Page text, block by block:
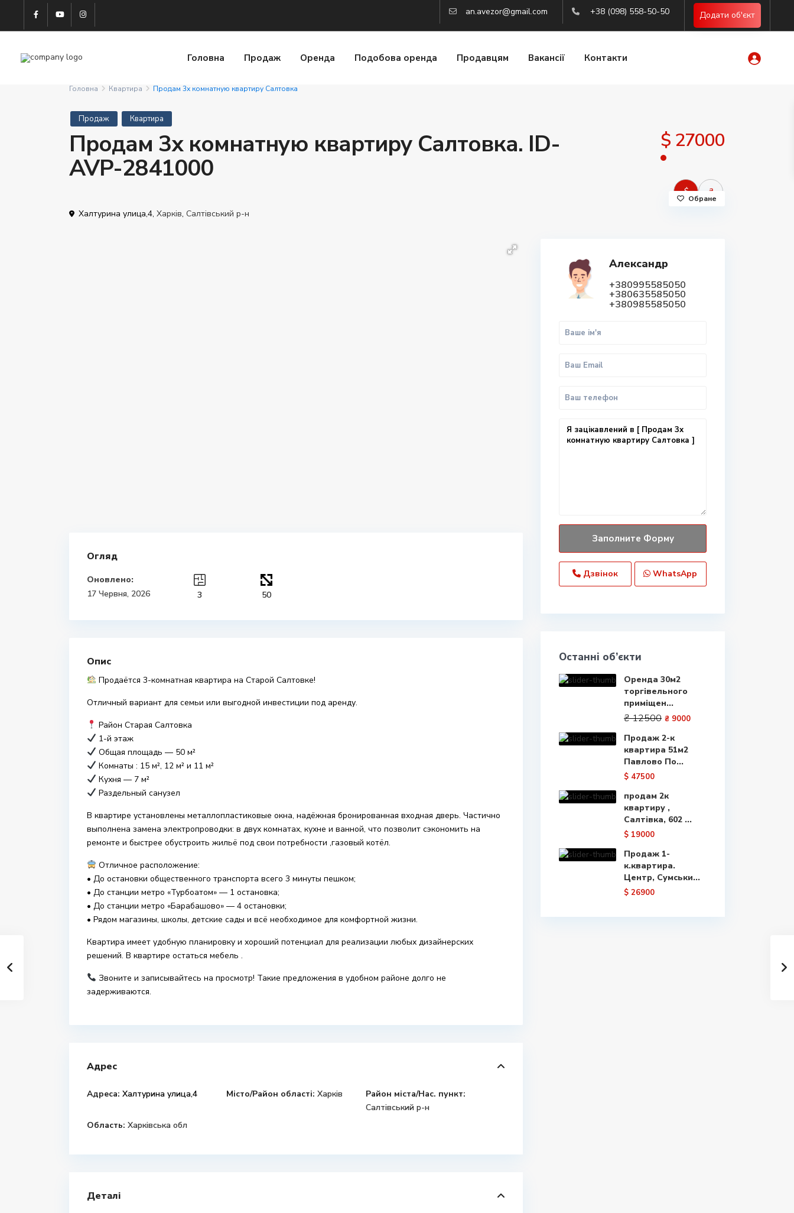
an.avezor@gmail.com +38 (098) 558-50-50 Додати об'єкт
Головна Продаж Оренда Подобова оренда Продавцям Вакансії Контакти
Головна Квартира Продам 3х комнатную квартиру Салтовка
Продаж Квартира
Продам 3х комнатную квартиру Салтовка. ID-
AVP-2841000
$ 27000
$ ₴
Халтурина улица,4, Харків, Салтівський р-н
Обране
Огляд
Оновлено:
17 Червня, 2026
3 50
Опис
Продаётся 3-комнатная квартира на Старой Салтовке!
Отличный вариант для семьи или выгодной инвестиции под аренду.
Район Старая Салтовка
1-й этаж
Общая площадь — 50 м²
Комнаты : 15 м², 12 м² и 11 м²
Кухня — 7 м²
Раздельный санузел
В квартире установлены металлопластиковые окна, надёжная бронированная входная дверь. Частично
выполнена замена электропроводки: в двух комнатах, кухне и ванной, что позволит сэкономить на
ремонте и быстрее обустроить жильё под свои потребности ,газовый котёл.
Отличное расположение:
• До остановки общественного транспорта всего 3 минуты пешком;
• До станции метро «Турбоатом» — 1 остановка;
• До станции метро «Барабашово» — 4 остановки;
• Рядом магазины, школы, детские сады и всё необходимое для комфортной жизни.
Квартира имеет удобную планировку и хороший потенциал для реализации любых дизайнерских
решений. В квартире остаться мебель .
Звоните и записывайтесь на просмотр! Такие предложения в удобном районе долго не
задерживаются.
Адрес
Адреса: Халтурина улица,4 Місто/Район області: Харків
Район міста/Нас. пункт:
Салтівський р-н
Область: Харківська обл
Деталі
Александр
+380995585050
+380635585050
+380985585050
Дзвінок WhatsApp
Останні об’єкти
Оренда 30м2
торгівельного
приміщен...
₴ 12500 ₴ 9000
Продаж 2-к
квартира 51м2
Павлово По...
$ 47500
продам 2к
квартиру ,
Салтівка, 602 ...
$ 19000
Продаж 1-
к.квартира.
Центр, Сумськи...
$ 26900